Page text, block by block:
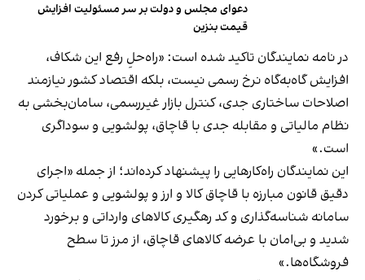
دعوای مجلس و دولت بر سر مسئولیت افزایش
قیمت بنزین
در نامه نمایندگان تاکید شده است: «راه‌حلِ رفع این شکاف،
افزایش گاه‌به‌گاه نرخ رسمی نیست، بلکه اقتصاد کشور نیازمند
اصلاحات ساختاری جدی، کنترل بازار غیررسمی، سامان‌بخشی به
نظام مالیاتی و مقابله جدی با قاچاق، پولشویی و سوداگری
است.»
این نمایندگان راه‌کارهایی را پیشنهاد کرده‌اند؛ از جمله «اجرای
دقیق قانون مبارزه با قاچاق کالا و ارز و پولشویی و عملیاتی کردن
سامانه شناسه‌گذاری و کد رهگیری کالاهای وارداتی و برخورد
شدید و بی‌امان با عرضه کالاهای قاچاق، از مرز تا سطح
فروشگاه‌ها.»